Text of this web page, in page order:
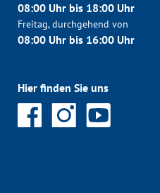
08:00 Uhr bis 18:00 Uhr
Freitag, durchgehend von
08:00 Uhr bis 16:00 Uhr
Hier finden Sie uns